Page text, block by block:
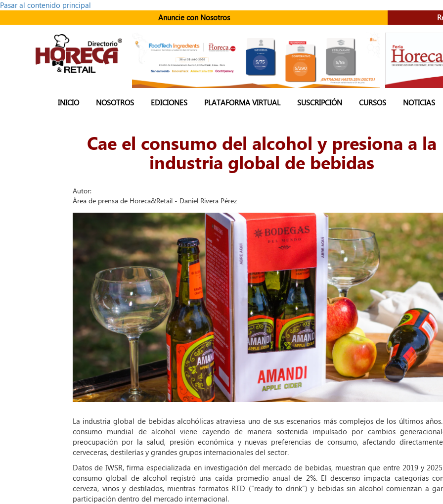
Pasar al contenido principal
Anuncie con Nosotros
INICIO NOSOTROS EDICIONES PLATAFORMA VIRTUAL SUSCRIPCIÓN CURSOS NOTICIAS
Cae el consumo del alcohol y presiona a la
industria global de bebidas
Autor:
Área de prensa de Horeca&Retail - Daniel Rivera Pérez
La industria global de bebidas alcohólicas atraviesa uno de sus escenarios más complejos de los últimos
consumo mundial de alcohol viene cayendo de manera sostenida impulsado por cambios
preocupación por la salud, presión económica y nuevas preferencias de consumo, afectando
cerveceras, destilerías y grandes grupos internacionales del sector.
Datos de IWSR, firma especializada en investigación del mercado de bebidas, muestran que entre 2019 y
consumo global de alcohol registró una caída promedio anual de 2%. El descenso impacta categorías
cerveza, vinos y destilados, mientras formatos RTD (“ready to drink”) y bebidas sin alcohol comienzan a
participación dentro del mercado internacional.